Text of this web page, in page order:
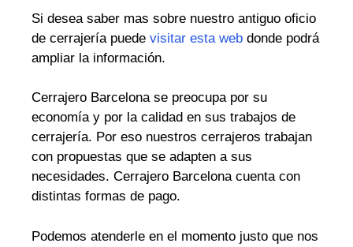
Si desea saber mas sobre nuestro antiguo oficio
de cerrajería puede visitar esta web donde podrá
ampliar la información.
Cerrajero Barcelona se preocupa por su
economía y por la calidad en sus trabajos de
cerrajería. Por eso nuestros cerrajeros trabajan
con propuestas que se adapten a sus
necesidades. Cerrajero Barcelona cuenta con
distintas formas de pago.
Podemos atenderle en el momento justo que nos